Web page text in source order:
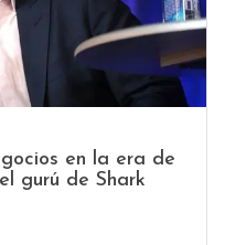
en la era de
gurú de Shark